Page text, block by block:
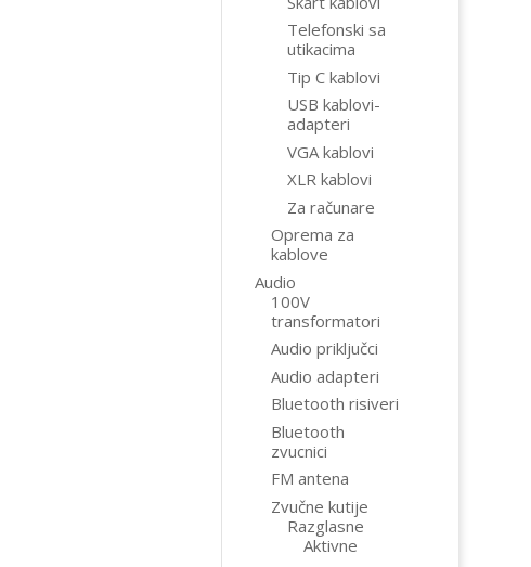
Telefonski sa
utikacima
Tip C kablovi
USB kablovi-
adapteri
VGA kablovi
XLR kablovi
Za računare
Oprema za
kablove
Audio
100V
transformatori
Audio priključci
Audio adapteri
Bluetooth risiveri
Bluetooth
zvucnici
FM antena
Zvučne kutije
Razglasne
Aktivne